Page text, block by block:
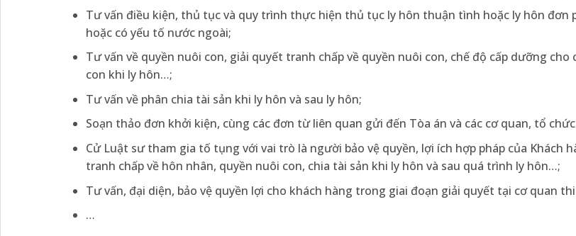
Tư vấn điều kiện, thủ tục và quy trình thực hiện thủ tục ly hôn thuận tình hoặc ly hôn đơn
hoặc có yếu tố nước ngoài;
Tư vấn về quyền nuôi con, giải quyết tranh chấp về quyền nuôi con, chế độ cấp dưỡng cho
con khi ly hôn…;
Tư vấn về phân chia tài sản khi ly hôn và sau ly hôn;
Soạn thảo đơn khởi kiện, cùng các đơn từ liên quan gửi đến Tòa án và các cơ quan, tổ
Cử Luật sư tham gia tố tụng với vai trò là người bảo vệ quyền, lợi ích hợp pháp của Khách
tranh chấp về hôn nhân, quyền nuôi con, chia tài sản khi ly hôn và sau quá trình ly hôn…;
Tư vấn, đại diện, bảo vệ quyền lợi cho khách hàng trong giai đoạn giải quyết tại cơ quan
…